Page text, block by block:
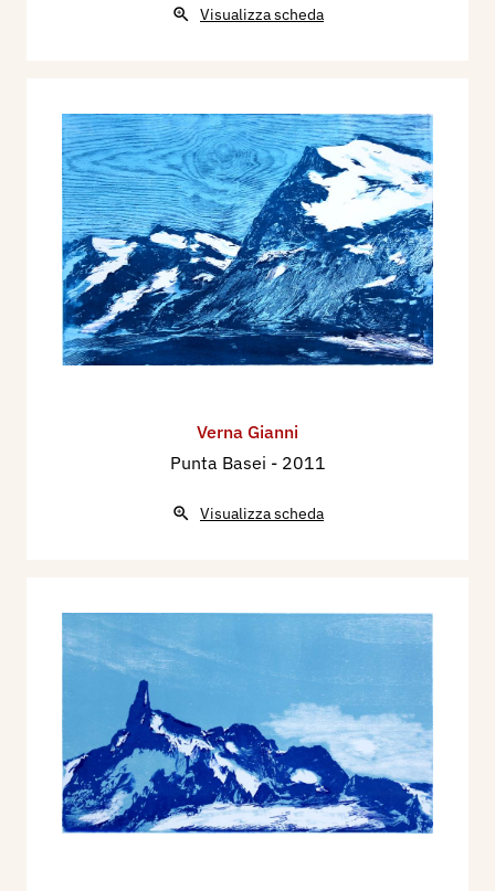
Visualizza scheda
Verna Gianni
Punta Basei - 2011
Visualizza scheda